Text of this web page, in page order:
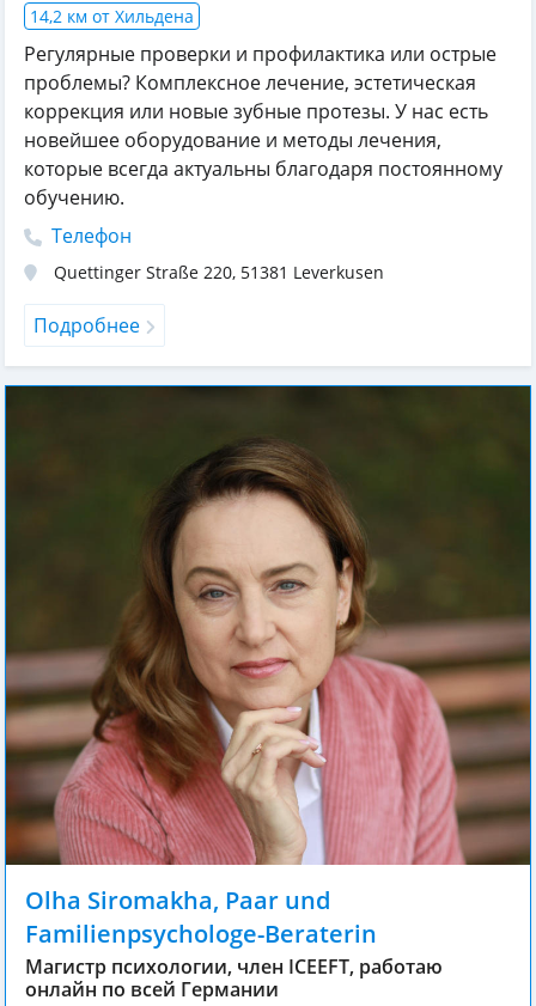
14,2 км от Хильдена
Регулярные проверки и профилактика или острые
проблемы? Комплексное лечение, эстетическая
коррекция или новые зубные протезы. У нас есть
новейшее оборудование и методы лечения,
которые всегда актуальны благодаря постоянному
обучению.
Телефон
Quettinger Straße 220, 51381 Leverkusen
Подробнее
Olha Siromakha, Paar und
Familienpsychologe-Beraterin
Магистр психологии, член ICEEFT, работаю
онлайн по всей Германии